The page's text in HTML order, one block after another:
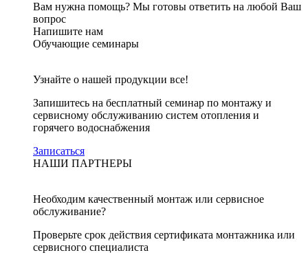
Вам нужна помощь? Мы готовы ответить на любой Ваш
вопрос
Напишите нам
Обучающие семинары
Узнайте о нашей продукции все!
Запишитесь на бесплатный семинар по монтажу и
сервисному обслуживанию систем отопления и
горячего водоснабжения
Записаться
НАШИ ПАРТНЕРЫ
Необходим качественный монтаж или сервисное
обслуживание?
Проверьте срок действия сертификата монтажника или
сервисного специалиста